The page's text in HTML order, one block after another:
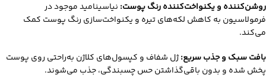
روشن‌کننده و یکنواخت‌کننده رنگ پوست: نیاسینامید موجود در
فرمولاسیون به کاهش لکه‌های تیره و یکنواخت‌سازی رنگ پوست کمک
می‌کند.
بافت سبک و جذب سریع:ژل شفاف و کپسول‌های کلاژن به‌راحتی روی پوست
پخش شده و بدون باقی‌گذاشتن حس چسبندگی، جذب می‌شوند.